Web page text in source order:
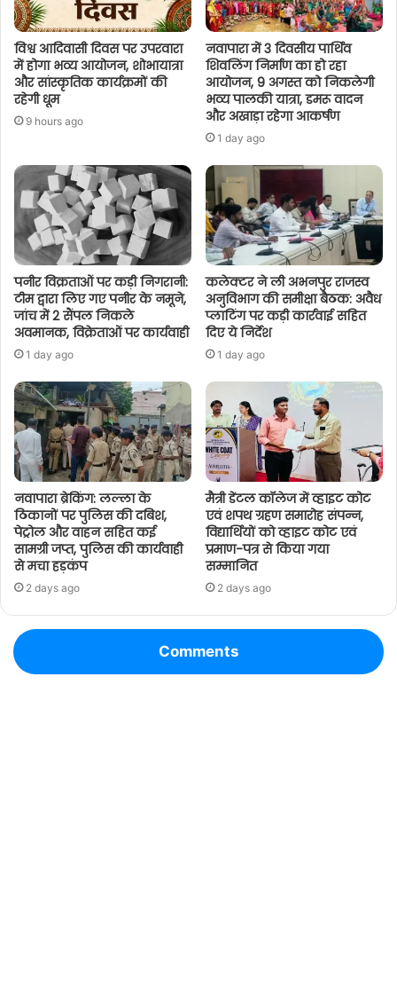
विश्व आदिवासी दिवस पर उपरवारा
में होगा भव्य आयोजन, शोभायात्रा
और सांस्कृतिक कार्यक्रमों की
रहेगी धूम
9 hours ago
नवापारा में 3 दिवसीय पार्थिव
शिवलिंग निर्माण का हो रहा
आयोजन, 9 अगस्त को निकलेगी
भव्य पालकी यात्रा, डमरू वादन
और अखाड़ा रहेगा आकर्षण
1 day ago
पनीर विक्रताओं पर कड़ी निगरानी:
टीम द्वारा लिए गए पनीर के नमूने,
जांच में 2 सैंपल निकले
अवमानक, विक्रेताओं पर कार्यवाही
1 day ago
कलेक्टर ने ली अभनपुर राजस्व
अनुविभाग की समीक्षा बैठक: अवैध
प्लाटिंग पर कड़ी कार्रवाई सहित
दिए ये निर्देश
1 day ago
नवापारा ब्रेकिंग: लल्ला के
ठिकानों पर पुलिस की दबिश,
पेट्रोल और वाहन सहित कई
सामग्री जप्त, पुलिस की कार्यवाही
से मचा हड़कंप
2 days ago
मैत्री डेंटल कॉलेज में व्हाइट कोट
एवं शपथ ग्रहण समारोह संपन्न,
विद्यार्थियों को व्हाइट कोट एवं
प्रमाण-पत्र से किया गया
सम्मानित
2 days ago
Comments